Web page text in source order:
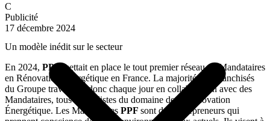
C
Publicité
17 décembre 2024
Un modèle inédit sur le secteur
En 2024, PPF
mettait en place le tout premier réseau de Mandataires
en Rénovation Énergétique en France. La majorité des Franchisés
du Groupe travaillent donc chaque jour en collaboration avec des
Mandataires, tous spécialistes du domaine de la Rénovation
Énergétique. Les Mandataires PPF sont des entrepreneurs qui